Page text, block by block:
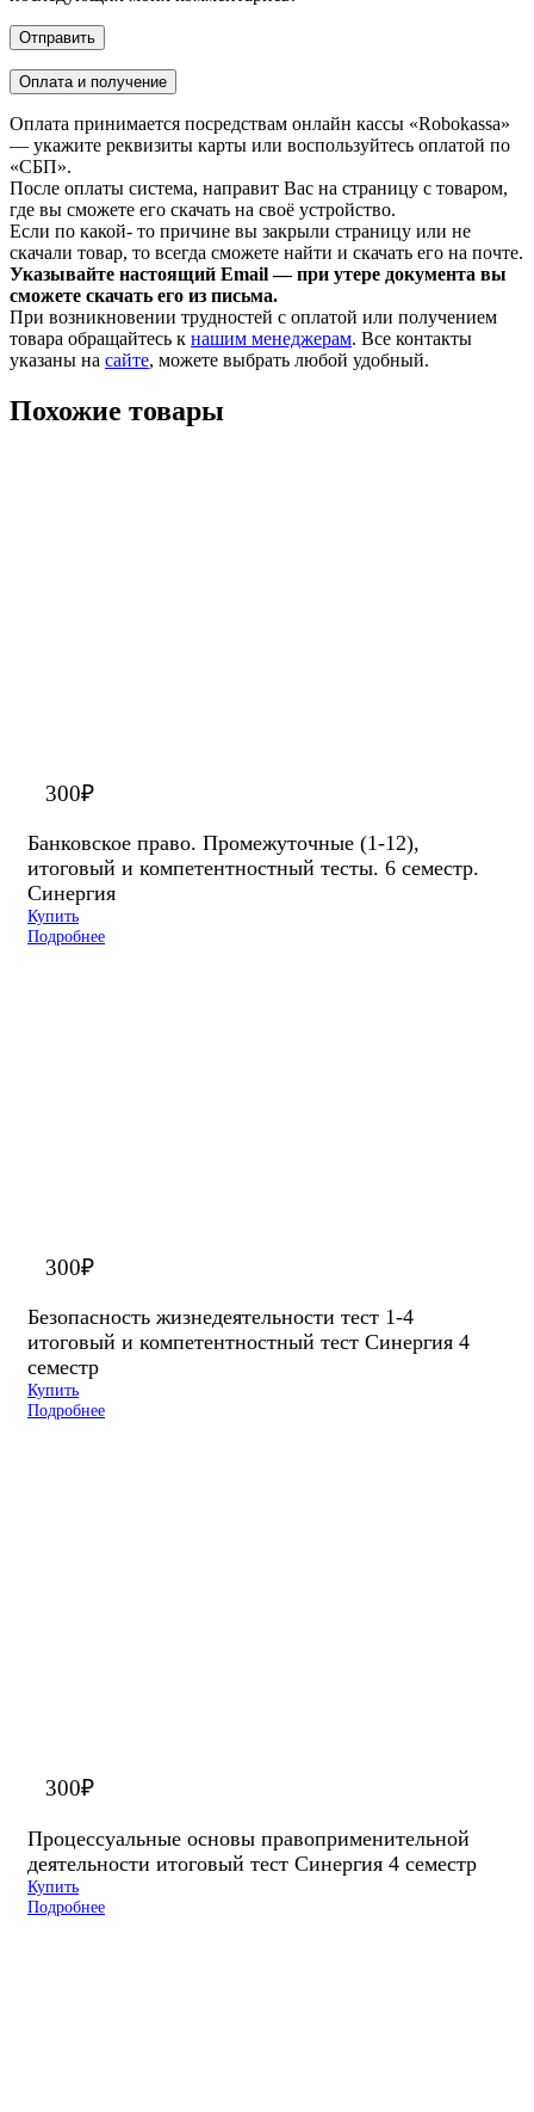
Оплата и получение
Оплата принимается посредствам онлайн кассы «Robokassa»
— укажите реквизиты карты или воспользуйтесь оплатой по
«СБП».
После оплаты система, направит Вас на страницу с товаром,
где вы сможете его скачать на своё устройство.
Если по какой- то причине вы закрыли страницу или не
скачали товар, то всегда сможете найти и скачать его на почте.
Указывайте настоящий Email — при утере документа вы
сможете скачать его из письма.
При возникновении трудностей с оплатой или получением
товара обращайтесь к нашим менеджерам. Все контакты
указаны на сайте, можете выбрать любой удобный.
Похожие товары
300₽
Банковское право. Промежуточные (1-12),
итоговый и компетентностный тесты. 6 семестр.
Синергия
Купить
Подробнее
300₽
Безопасность жизнедеятельности тест 1-4
итоговый и компетентностный тест Синергия 4
семестр
Купить
Подробнее
300₽
Процессуальные основы правоприменительной
деятельности итоговый тест Синергия 4 семестр
Купить
Подробнее